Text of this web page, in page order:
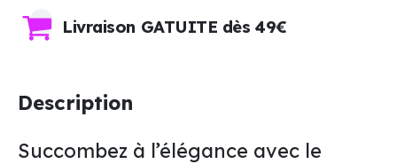
Livraison GATUITE dès 49€
Description
Succombez à l’élégance avec le